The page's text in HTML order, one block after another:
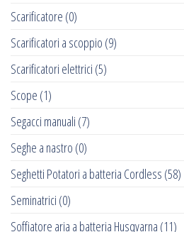
Scarificatore (0)
Scarificatori a scoppio (9)
Scarificatori elettrici (5)
Scope (1)
Segacci manuali (7)
Seghe a nastro (0)
Seghetti Potatori a batteria Cordless (58)
Seminatrici (0)
Soffiatore aria a batteria Husqvarna (11)